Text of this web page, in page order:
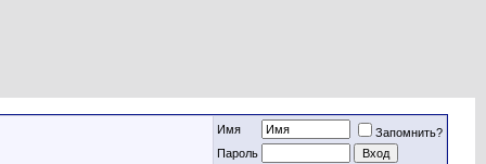
Имя
Запомнить?
Пароль